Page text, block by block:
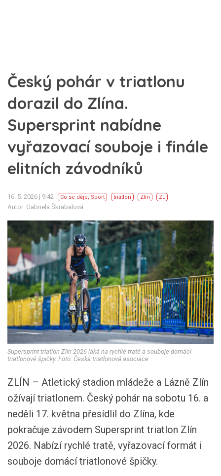
Český pohár v triatlonu
dorazil do Zlína.
Supersprint nabídne
vyřazovací souboje i finále
elitních závodníků
16. 5. 2026 | 9:42 Co se děje, Sport triatlon Zlín ZL
Autor: Gabriela Škrabalová
Supersprint triatlon Zlín 2026 láká na rychlé tratě a souboje domácí
triatlonové špičky. Foto: Česká triatlonová asociace
ZLÍN – Atletický stadion mládeže a Lázně Zlín
ožívají triatlonem. Český pohár na sobotu 16. a
neděli 17. května přesídlil do Zlína, kde
pokračuje závodem Supersprint triatlon Zlín
2026. Nabízí rychlé tratě, vyřazovací formát i
souboje domácí triatlonové špičky.